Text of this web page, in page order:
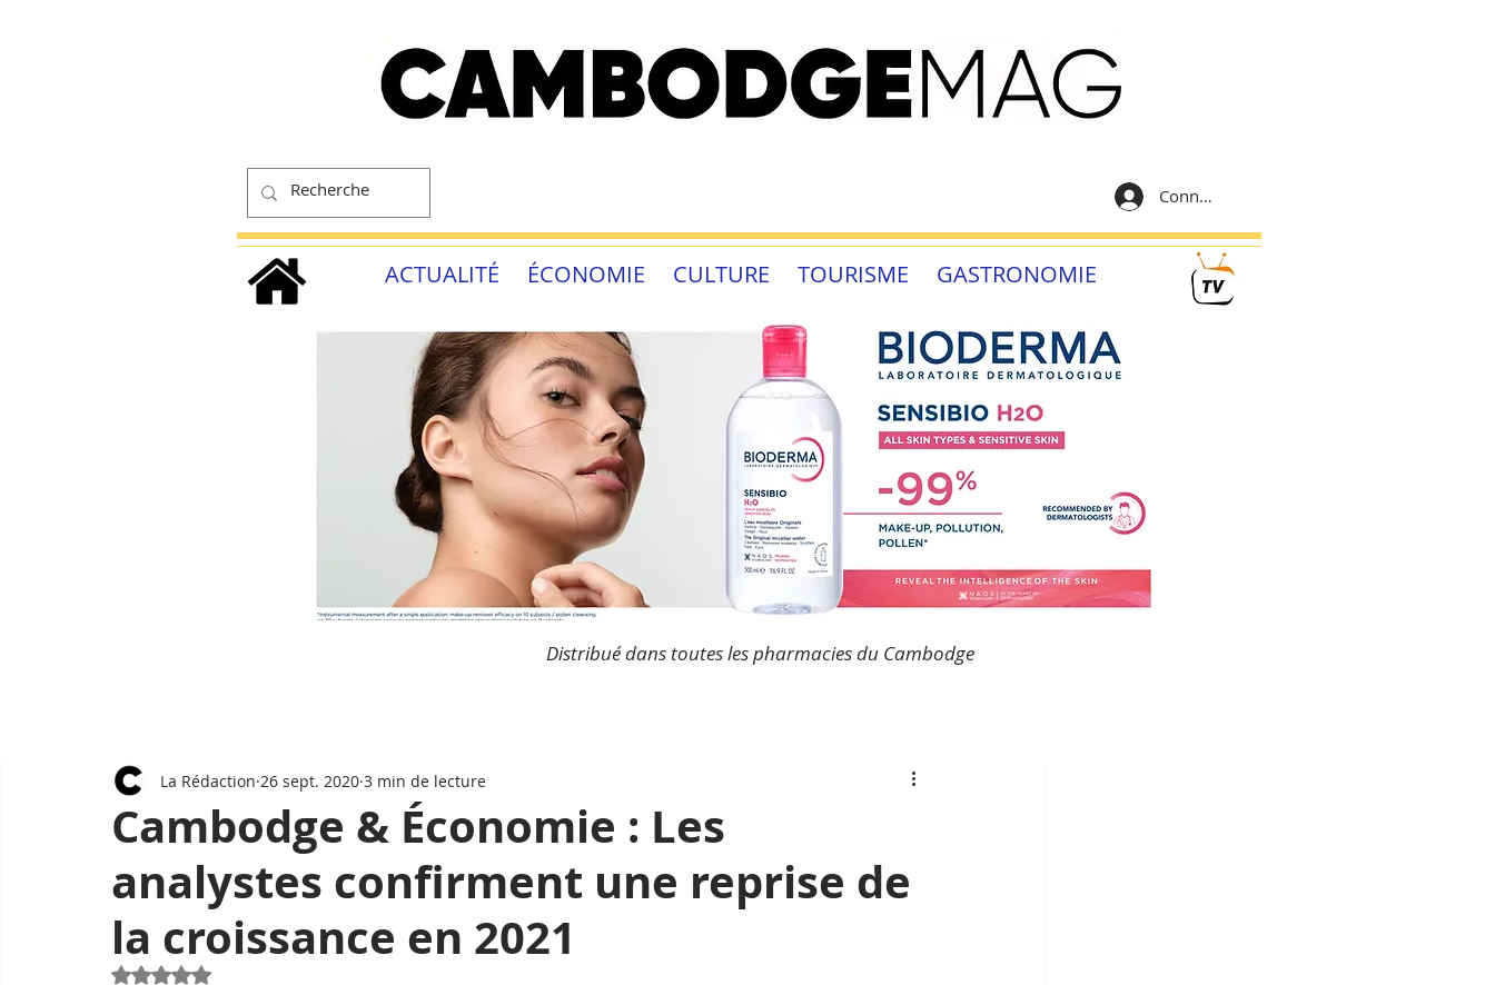
Connexion
ACTUALITÉ ÉCONOMIE CULTURE TOURISME GASTRONOMIE
Distribué dans toutes les pharmacies du Cambodge
Cambodge & Économie : Les
analystes confirment une reprise de
la croissance en 2021
La Rédaction 26 sept. 2020 3 min de lecture
Noté NaN étoiles sur 5.